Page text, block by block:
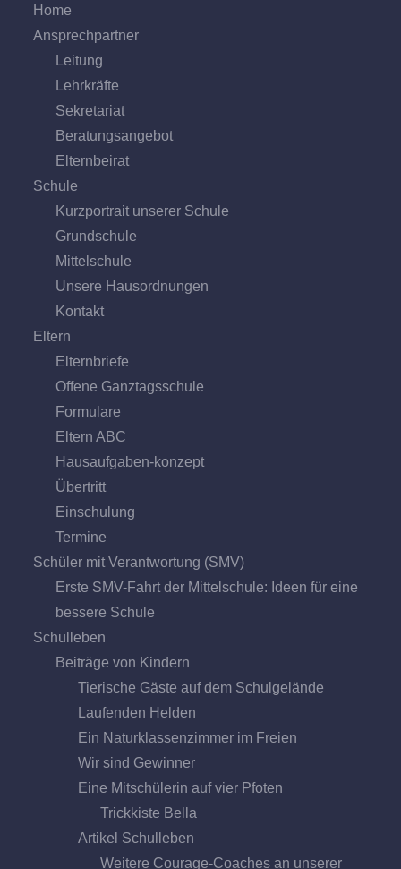
Home
Ansprechpartner
Leitung
Lehrkräfte
Sekretariat
Beratungs­angebot
Eltern­beirat
Schule
Kurzportrait unserer Schule
Grund­schule
Mittel­schule
Unsere Hausordnungen
Kontakt
Eltern
Elternbriefe
Offene Ganz­tags­schule
Formulare
Eltern ABC
Hausaufgaben-konzept
Übertritt
Einschulung
Termine
Schüler mit Verantwortung (SMV)
Erste SMV-Fahrt der Mittelschule: Ideen für eine
bessere Schule
Schulleben
Beiträge von Kindern
Tierische Gäste auf dem Schulgelände
Laufenden Helden
Ein Naturklassenzimmer im Freien
Wir sind Gewinner
Eine Mitschülerin auf vier Pfoten
Trickkiste Bella
Artikel Schulleben
Weitere Courage-Coaches an unserer